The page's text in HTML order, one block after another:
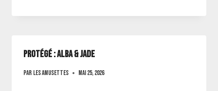
Protégé : ALBA & JADE
Par Les amusettes mai 25, 2026